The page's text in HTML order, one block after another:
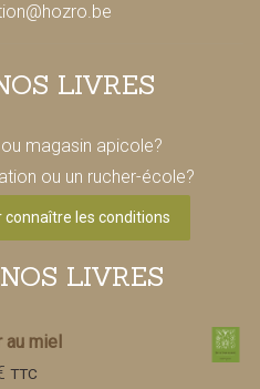
LIVRES
magasin apicole?
ou un rucher-école?
les conditions
LIVRES
au miel
TTC